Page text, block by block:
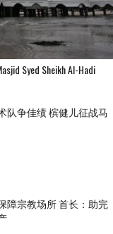
Syed Sheikh Al-Hadi
队争佳绩 槟健儿征战马
障宗教场所 首长：助完